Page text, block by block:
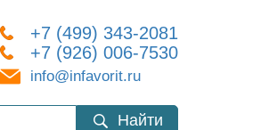
+7 (499) 343-2081
+7 (926) 006-7530
info@infavorit.ru
Найти